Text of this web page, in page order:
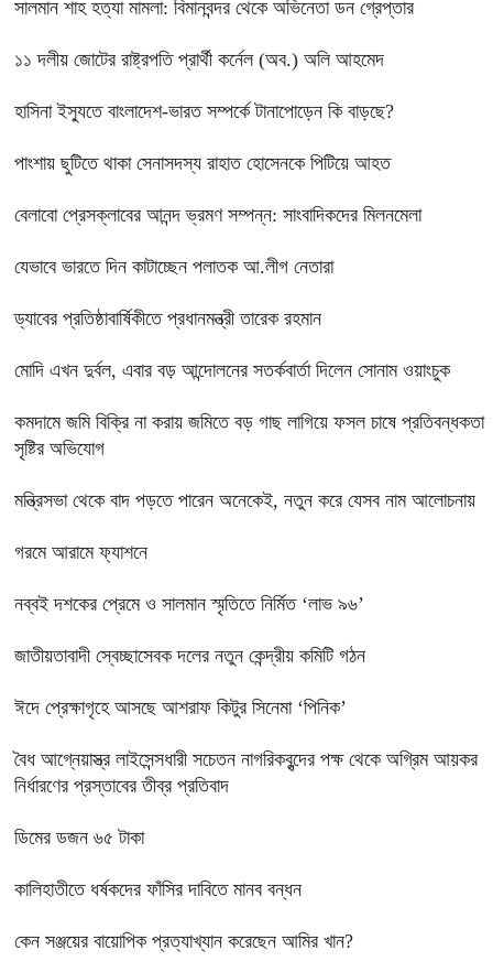
সালমান শাহ হত্যা মামলা: বিমানবন্দর থেকে অভিনেতা ডন গ্রেপ্তার
১১ দলীয় জোটের রাষ্ট্রপতি প্রার্থী কর্নেল (অব.) অলি আহমেদ
হাসিনা ইস্যুতে বাংলাদেশ-ভারত সম্পর্কে টানাপোড়েন কি বাড়ছে?
পাংশায় ছুটিতে থাকা সেনাসদস্য রাহাত হোসেনকে পিটিয়ে আহত
বেলাবো প্রেসক্লাবের আনন্দ ভ্রমণ সম্পন্ন: সাংবাদিকদের মিলনমেলা
যেভাবে ভারতে দিন কাটাচ্ছেন পলাতক আ.লীগ নেতারা
ড্যাবের প্রতিষ্ঠাবার্ষিকীতে প্রধানমন্ত্রী তারেক রহমান
মোদি এখন দুর্বল, এবার বড় আন্দোলনের সতর্কবার্তা দিলেন সোনাম ওয়াংচুক
কমদামে জমি বিক্রি না করায় জমিতে বড় গাছ লাগিয়ে ফসল চাষে প্রতিবন্ধকতা
সৃষ্টির অভিযোগ
মন্ত্রিসভা থেকে বাদ পড়তে পারেন অনেকেই, নতুন করে যেসব নাম আলোচনায়
গরমে আরামে ফ্যাশনে
নব্বই দশকের প্রেমে ও সালমান স্মৃতিতে নির্মিত ‘লাভ ৯৬’
জাতীয়তাবাদী স্বেচ্ছাসেবক দলের নতুন কেন্দ্রীয় কমিটি গঠন
ঈদে প্রেক্ষাগৃহে আসছে আশরাফ কিটুর সিনেমা ‘পিনিক’
বৈধ আগ্নেয়াস্ত্র লাইসেন্সধারী সচেতন নাগরিকবৃন্দের পক্ষ থেকে অগ্রিম আয়কর
নির্ধারণের প্রস্তাবের তীব্র প্রতিবাদ
ডিমের ডজন ৬৫ টাকা
কালিহাতীতে ধর্ষকদের ফাঁসির দাবিতে মানব বন্ধন
কেন সঞ্জয়ের বায়োপিক প্রত্যাখ্যান করেছেন আমির খান?